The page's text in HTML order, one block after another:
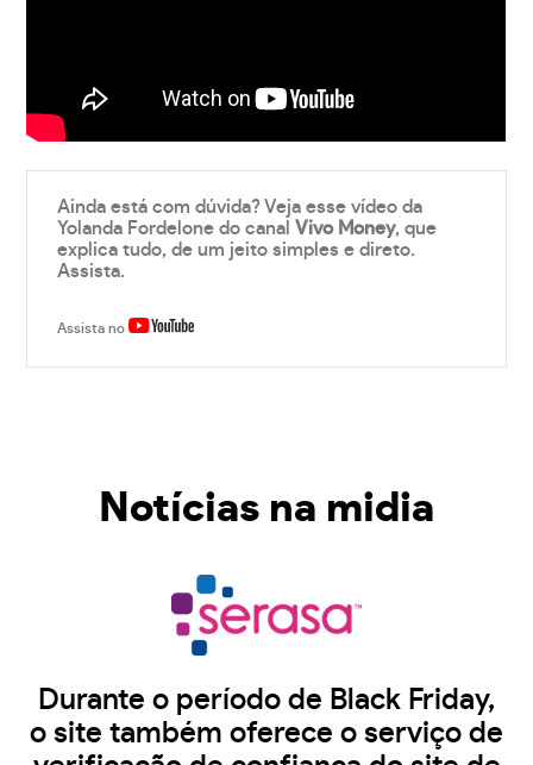
Ainda está com dúvida? Veja esse vídeo da
Yolanda Fordelone do canalVivo Money, que
explica tudo, de um jeito simples e direto.
Assista.
Assista no
Notícias na midia
Durante o período de Black Friday,
o site também oferece o serviço de